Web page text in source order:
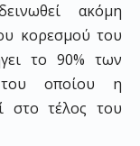
ακόμη
κορεσμού του
το 90% των
οποίου η
στο τέλος του